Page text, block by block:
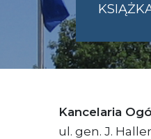
Kancelaria
ul. gen. J.